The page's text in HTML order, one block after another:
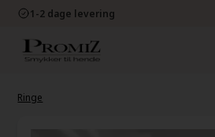
1-2 dage levering
E-mærket Dansk Webshop
Gratis fragt over kr. 399
Ringe